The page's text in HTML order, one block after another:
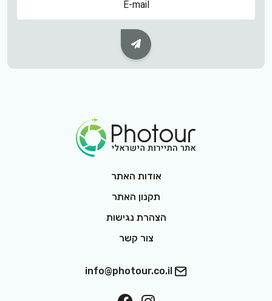
Subscribe Button
אודות האתר
תקנון האתר
הצהרת נגישות
צור קשר
info@photour.co.il